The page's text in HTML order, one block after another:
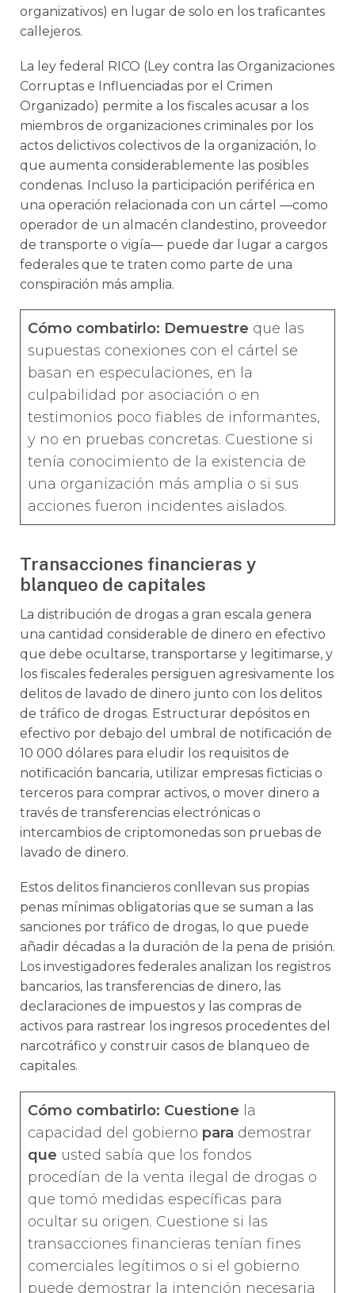
organizativos) en lugar de solo en los traficantes
callejeros.
La ley federal RICO (Ley contra las Organizaciones
Corruptas e Influenciadas por el Crimen
Organizado) permite a los fiscales acusar a los
miembros de organizaciones criminales por los
actos delictivos colectivos de la organización, lo
que aumenta considerablemente las posibles
condenas. Incluso la participación periférica en
una operación relacionada con un cártel —como
operador de un almacén clandestino, proveedor
de transporte o vigía— puede dar lugar a cargos
federales que te traten como parte de una
conspiración más amplia.
Cómo combatirlo: Demuestre que las
supuestas conexiones con el cártel se
basan en especulaciones, en la
culpabilidad por asociación o en
testimonios poco fiables de informantes,
y no en pruebas concretas. Cuestione si
tenía conocimiento de la existencia de
una organización más amplia o si sus
acciones fueron incidentes aislados.
Transacciones financieras y
blanqueo de capitales
La distribución de drogas a gran escala genera
una cantidad considerable de dinero en efectivo
que debe ocultarse, transportarse y legitimarse, y
los fiscales federales persiguen agresivamente los
delitos de lavado de dinero junto con los delitos
de tráfico de drogas. Estructurar depósitos en
efectivo por debajo del umbral de notificación de
10 000 dólares para eludir los requisitos de
notificación bancaria, utilizar empresas ficticias o
terceros para comprar activos, o mover dinero a
través de transferencias electrónicas o
intercambios de criptomonedas son pruebas de
lavado de dinero.
Estos delitos financieros conllevan sus propias
penas mínimas obligatorias que se suman a las
sanciones por tráfico de drogas, lo que puede
añadir décadas a la duración de la pena de prisión.
Los investigadores federales analizan los registros
bancarios, las transferencias de dinero, las
declaraciones de impuestos y las compras de
activos para rastrear los ingresos procedentes del
narcotráfico y construir casos de blanqueo de
capitales.
Cómo combatirlo: Cuestione la
capacidad del gobierno para demostrar
que usted sabía que los fondos
procedían de la venta ilegal de drogas o
que tomó medidas específicas para
ocultar su origen. Cuestione si las
transacciones financieras tenían fines
comerciales legítimos o si el gobierno
puede demostrar la intención necesaria